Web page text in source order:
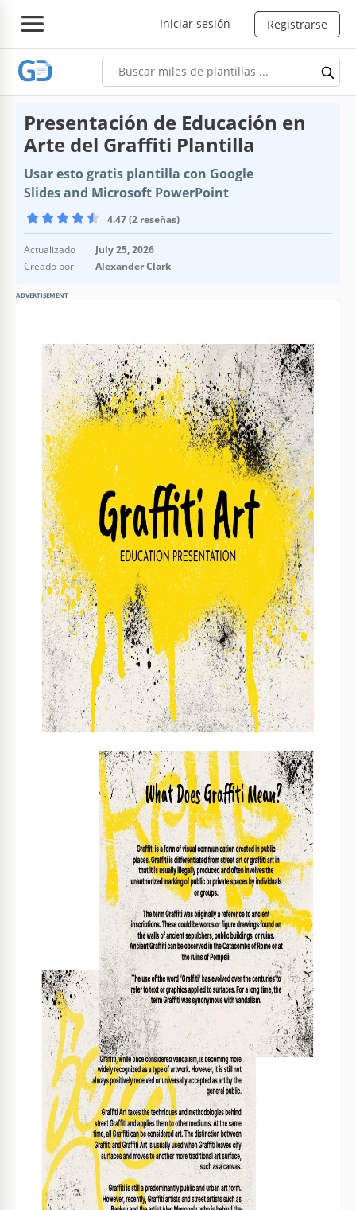
Iniciar sesión Registrarse
Presentación de Educación en
Arte del Graffiti Plantilla
Usar esto gratis plantilla con Google
Slides and Microsoft PowerPoint
4.47 (2 reseñas)
Actualizado
July 25, 2026
Creado por
Alexander Clark
ADVERTISEMENT